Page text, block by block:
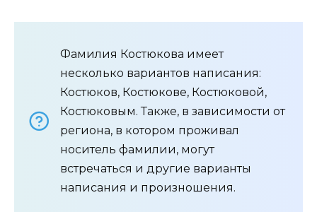
Фамилия Костюкова имеет
несколько вариантов написания:
Костюков, Костюкове, Костюковой,
Костюковым. Также, в зависимости от
региона, в котором проживал
носитель фамилии, могут
встречаться и другие варианты
написания и произношения.